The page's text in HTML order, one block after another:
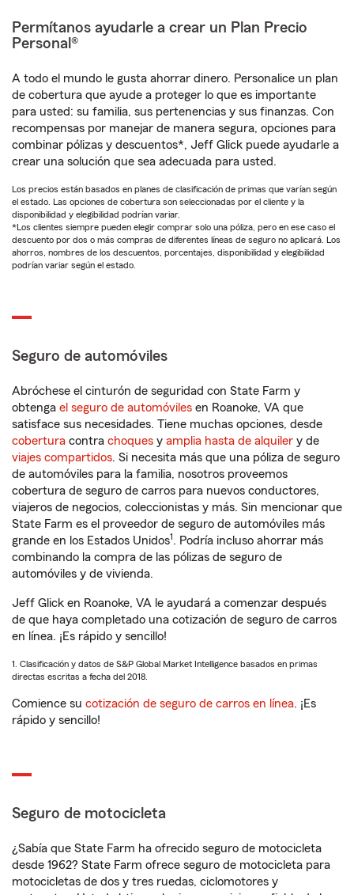
Permítanos ayudarle a crear un Plan Precio
Personal®
A todo el mundo le gusta ahorrar dinero. Personalice un plan
de cobertura que ayude a proteger lo que es importante
para usted: su familia, sus pertenencias y sus finanzas. Con
recompensas por manejar de manera segura, opciones para
combinar pólizas y descuentos*, Jeff Glick puede ayudarle a
crear una solución que sea adecuada para usted.
Los precios están basados en planes de clasificación de primas que varían según
el estado. Las opciones de cobertura son seleccionadas por el cliente y la
disponibilidad y elegibilidad podrían variar.
*Los clientes siempre pueden elegir comprar solo una póliza, pero en ese caso el
descuento por dos o más compras de diferentes líneas de seguro no aplicará. Los
ahorros, nombres de los descuentos, porcentajes, disponibilidad y elegibilidad
podrían variar según el estado.
Seguro de automóviles
Abróchese el cinturón de seguridad con State Farm y
obtenga el seguro de automóviles en Roanoke, VA que
satisface sus necesidades. Tiene muchas opciones, desde
cobertura contra choques y amplia hasta de alquiler y de
viajes compartidos. Si necesita más que una póliza de seguro
de automóviles para la familia, nosotros proveemos
cobertura de seguro de carros para nuevos conductores,
viajeros de negocios, coleccionistas y más. Sin mencionar que
State Farm es el proveedor de seguro de automóviles más
grande en los Estados Unidos1. Podría incluso ahorrar más
combinando la compra de las pólizas de seguro de
automóviles y de vivienda.
Jeff Glick en Roanoke, VA le ayudará a comenzar después
de que haya completado una cotización de seguro de carros
en línea. ¡Es rápido y sencillo!
1. Clasificación y datos de S&P Global Market Intelligence basados en primas
directas escritas a fecha del 2018.
Comience su cotización de seguro de carros en línea. ¡Es
rápido y sencillo!
Seguro de motocicleta
¿Sabía que State Farm ha ofrecido seguro de motocicleta
desde 1962? State Farm ofrece seguro de motocicleta para
motocicletas de dos y tres ruedas, ciclomotores y